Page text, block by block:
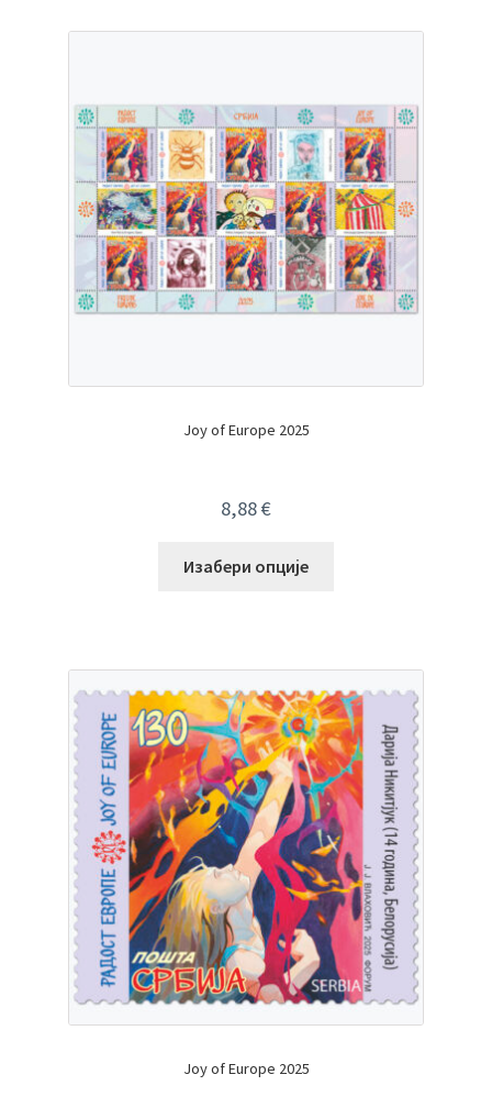
Joy of Europe 2025
8,88€
Изабери опције
Joy of Europe 2025